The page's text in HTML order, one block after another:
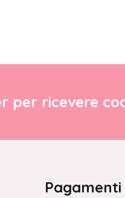
per ricevere